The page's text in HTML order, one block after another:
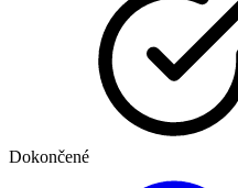
Dokončené